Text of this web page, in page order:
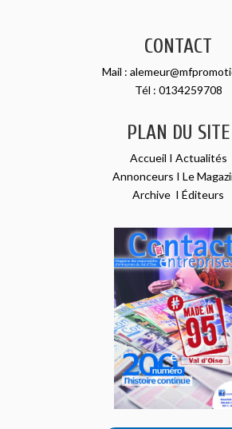
CONTACT
Mail :
Tél : 0134259708
PLAN DU SITE
Accueil I Actualités
Annonceurs ILe
Archive IÉditeurs